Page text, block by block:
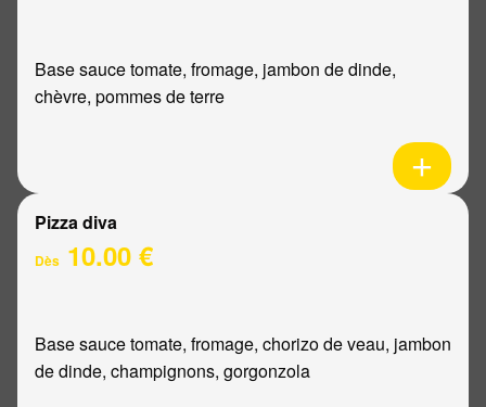
Base sauce tomate, fromage, jambon de dinde,
chèvre, pommes de terre
Pizza diva
Dès 10.00 €
Base sauce tomate, fromage, chorizo de veau, jambon
de dinde, champignons, gorgonzola